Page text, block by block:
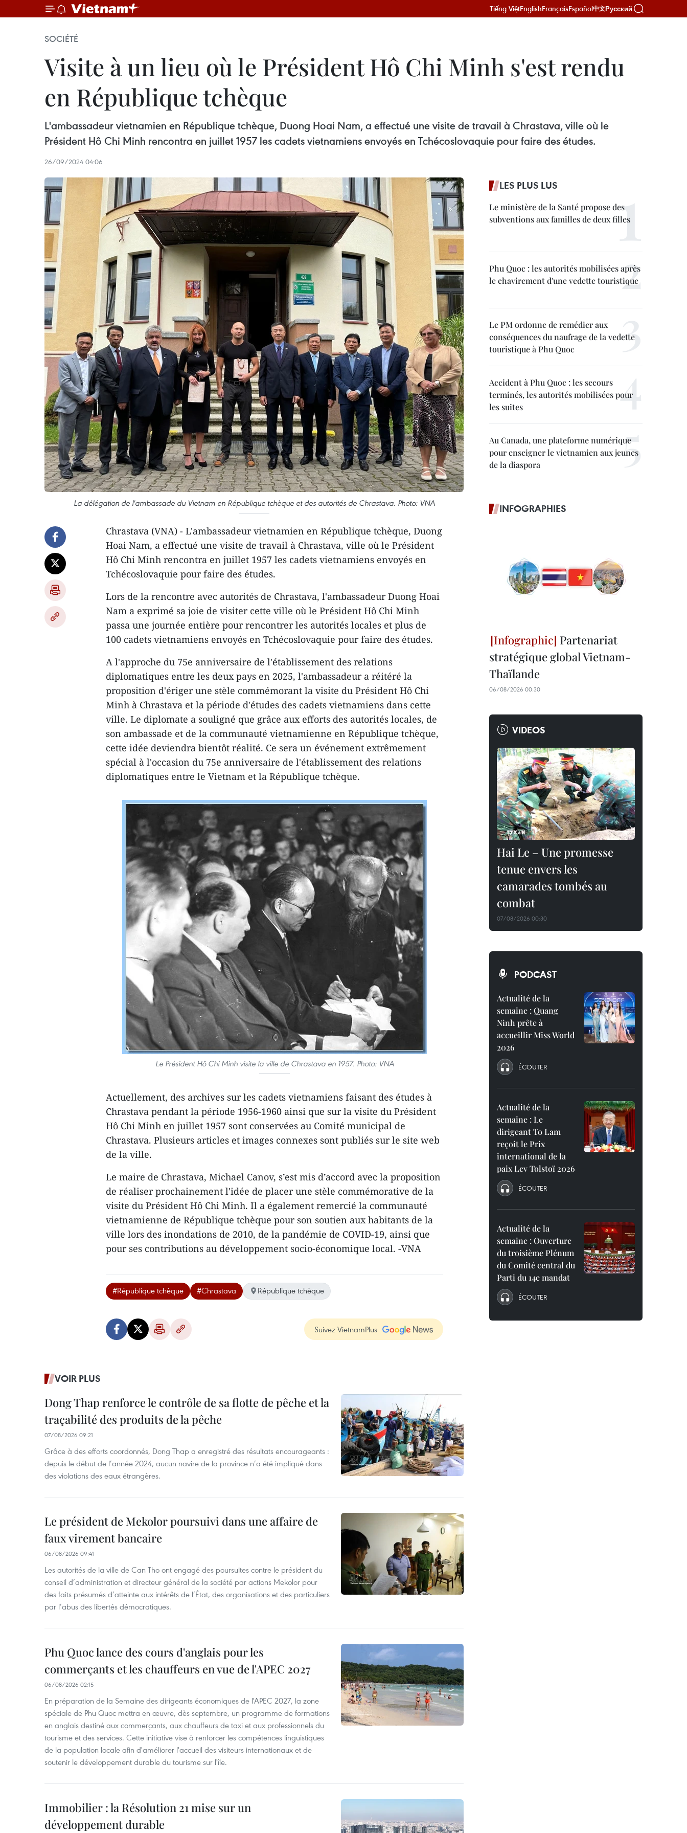
Tiếng ViệtEnglishFrançaisEspañol中文Русский
SOCIÉTÉ
Visite à un lieu où le Président Hô Chi Minh s'est rendu
en République tchèque
L'ambassadeur vietnamien en République tchèque, Duong Hoai Nam, a effectué une visite de travail à Chrastava, ville où le
Président Hô Chi Minh rencontra en juillet 1957 les cadets vietnamiens envoyés en Tchécoslovaquie pour faire des études.
26/09/2024 04:06
La délégation de l'ambassade du Vietnam en République tchèque et des autorités de Chrastava. Photo: VNA
Chrastava (VNA) - L'ambassadeur vietnamien en République tchèque, Duong
Hoai Nam, a effectué une visite de travail à Chrastava, ville où le Président
Hô Chi Minh rencontra en juillet 1957 les cadets vietnamiens envoyés en
Tchécoslovaquie pour faire des études.
Lors de la rencontre avec autorités de Chrastava, l'ambassadeur Duong Hoai
Nam a exprimé sa joie de visiter cette ville où le Président Hô Chi Minh
passa une journée entière pour rencontrer les autorités locales et plus de
100 cadets vietnamiens envoyés en Tchécoslovaquie pour faire des études.
A l'approche du 75e anniversaire de l'établissement des relations
diplomatiques entre les deux pays en 2025, l'ambassadeur a réitéré la
proposition d'ériger une stèle commémorant la visite du Président Hô Chi
Minh à Chrastava et la période d'études des cadets vietnamiens dans cette
ville. Le diplomate a souligné que grâce aux efforts des autorités locales, de
son ambassade et de la communauté vietnamienne en République tchèque,
cette idée deviendra bientôt réalité. Ce sera un événement extrêmement
spécial à l'occasion du 75e anniversaire de l'établissement des relations
diplomatiques entre le Vietnam et la République tchèque.
Le Président Hô Chi Minh visite la ville de Chrastava en 1957. Photo: VNA
Actuellement, des archives sur les cadets vietnamiens faisant des études à
Chrastava pendant la période 1956-1960 ainsi que sur la visite du Président
Hô Chi Minh en juillet 1957 sont conservées au Comité municipal de
Chrastava. Plusieurs articles et images connexes sont publiés sur le site web
de la ville.
Le maire de Chrastava, Michael Canov, s’est mis d’accord avec la proposition
de réaliser prochainement l'idée de placer une stèle commémorative de la
visite du Président Hô Chi Minh. Il a également remercié la communauté
vietnamienne de République tchèque pour son soutien aux habitants de la
ville lors des inondations de 2010, de la pandémie de COVID-19, ainsi que
pour ses contributions au développement socio-économique local. -VNA
#République tchèque #Chrastava République tchèque
Suivez VietnamPlus
VOIR PLUS
Dong Thap renforce le contrôle de sa flotte de pêche et la
traçabilité des produits de la pêche
07/08/2026 09:21
Grâce à des efforts coordonnés, Dong Thap a enregistré des résultats encourageants :
depuis le début de l’année 2024, aucun navire de la province n’a été impliqué dans
des violations des eaux étrangères.
Le président de Mekolor poursuivi dans une affaire de
faux virement bancaire
06/08/2026 09:41
Les autorités de la ville de Can Tho ont engagé des poursuites contre le président du
conseil d’administration et directeur général de la société par actions Mekolor pour
des faits présumés d’atteinte aux intérêts de l’État, des organisations et des particuliers
par l’abus des libertés démocratiques.
Phu Quoc lance des cours d'anglais pour les
commerçants et les chauffeurs en vue de l'APEC 2027
06/08/2026 02:15
En préparation de la Semaine des dirigeants économiques de l'APEC 2027, la zone
spéciale de Phu Quoc mettra en œuvre, dès septembre, un programme de formations
en anglais destiné aux commerçants, aux chauffeurs de taxi et aux professionnels du
tourisme et des services. Cette initiative vise à renforcer les compétences linguistiques
de la population locale afin d'améliorer l'accueil des visiteurs internationaux et de
soutenir le développement durable du tourisme sur l'île.
Immobilier : la Résolution 21 mise sur un
développement durable
LES PLUS LUS
Le ministère de la Santé propose des
subventions aux familles de deux filles
Phu Quoc : les autorités mobilisées après
le chavirement d'une vedette touristique
Le PM ordonne de remédier aux
conséquences du naufrage de la vedette
touristique à Phu Quoc
Accident à Phu Quoc : les secours
terminés, les autorités mobilisées pour
les suites
Au Canada, une plateforme numérique
pour enseigner le vietnamien aux jeunes
de la diaspora
INFOGRAPHIES
Partenariat
stratégique global Vietnam-
Thaïlande
06/08/2026 00:30
VIDEOS
Hai Le – Une promesse
tenue envers les
camarades tombés au
combat
07/08/2026 00:30
PODCAST
Actualité de la
semaine : Quang
Ninh prête à
accueillir Miss World
2026
ÉCOUTER
Actualité de la
semaine : Le
dirigeant To Lam
reçoit le Prix
international de la
paix Lev Tolstoï 2026
ÉCOUTER
Actualité de la
semaine : Ouverture
du troisième Plénum
du Comité central du
Parti du 14e mandat
ÉCOUTER